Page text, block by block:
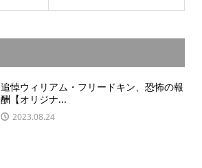
追悼ウィリアム・フリードキン、恐怖の報
酬【オリジナ...
2023.08.24